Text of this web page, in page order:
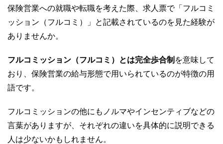
保険営業への就職や転職を考えた際、求人票で「フルコミ
ッション（フルコミ）」と記載されているのを見た経験が
ありませんか。
フルコミッション（フルコミ）とは完全歩合制 を意味して
おり、保険営業の給与形態で用いられているのが特徴の用
語です。
フルコミッションの他にもノルマやインセンティブなどの
言葉がありますが、それぞれの違いを具体的に説明できる
人は少ないかもしれません。